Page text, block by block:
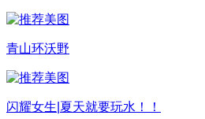
青山环沃野
闪耀女生|夏天就要玩水！！